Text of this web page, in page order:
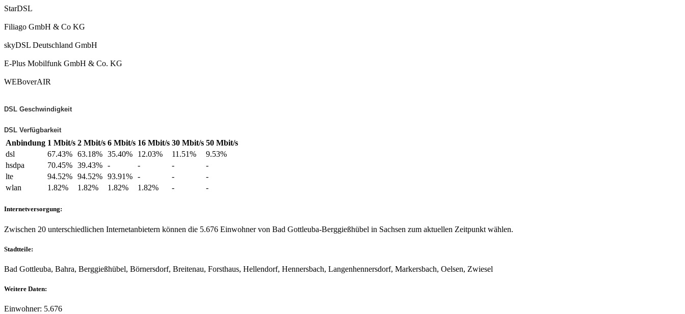
StarDSL
Filiago GmbH & Co KG
skyDSL Deutschland GmbH
E-Plus Mobilfunk GmbH & Co. KG
WEBoverAIR
DSL Geschwindigkeit
DSL Verfügbarkeit
Anbindung 1 Mbit/s 2 Mbit/s 6 Mbit/s 16 Mbit/s 30 Mbit/s 50 Mbit/s
dsl
67.43% 63.18% 35.40% 12.03% 11.51%
9.53%
hsdpa
70.45% 39.43% - - -
-
lte
94.52% 94.52% 93.91% - -
-
wlan
1.82% 1.82% 1.82% 1.82% - -
Internetversorgung:
Zwischen 20 unterschiedlichen Internetanbietern können die 5.676 Einwohner von Bad Gottleuba-Berggießhübel in Sachsen zum aktuellen Zeitpunkt wählen.
Stadtteile:
Bad Gottleuba, Bahra, Berggießhübel, Börnersdorf, Breitenau, Forsthaus, Hellendorf, Hennersbach, Langenhennersdorf, Markersbach, Oelsen, Zwiesel
Weitere Daten:
Einwohner: 5.676